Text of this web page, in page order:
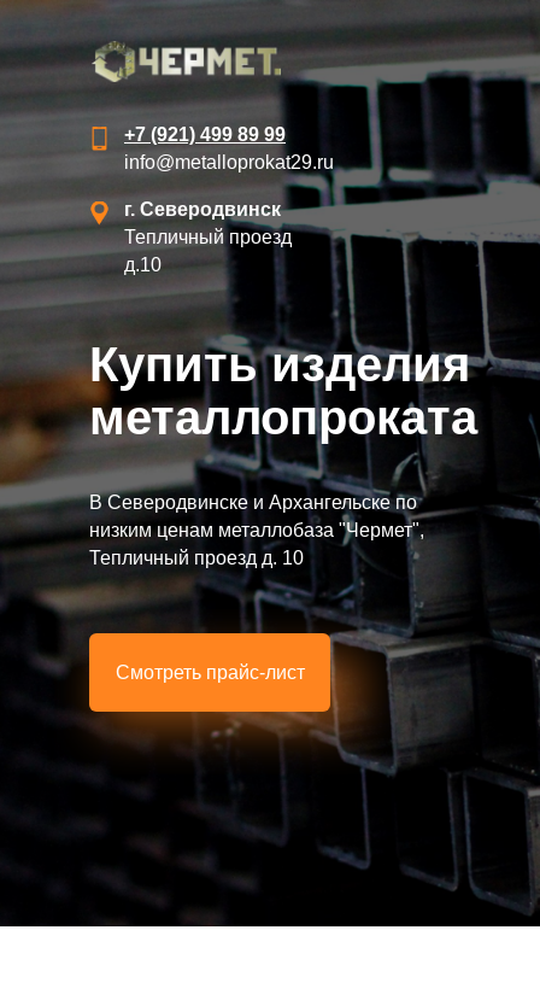
Купить изделия
металлопроката
В Северодвинске и Архангельске по
низким ценам металлобаза "Чермет",
Тепличный проезд д. 10
Смотреть прайс-лист
г. Северодвинск
Тепличный проезд
д.10
+7 (921) 499 89 99
info@metalloprokat29.ru